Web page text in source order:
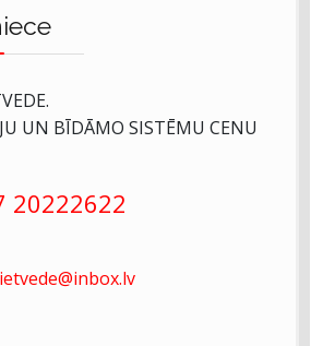
UN BĪDĀMO SISTĒMU CENU
20222622